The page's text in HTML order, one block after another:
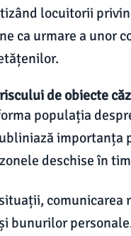
locuitorii
ca urmare a unor
de obiecte
populația
importanța
deschise în
comunicarea
bunurilor